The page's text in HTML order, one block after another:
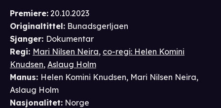
Premiere: 20.10.2023
Originaltittel: Bunadsgerljaen
Sjanger: Dokumentar
Regi: Mari Nilsen Neira, co-regi: Helen Komini
Knudsen, Aslaug Holm
Manus: Helen Komini Knudsen, Mari Nilsen Neira,
Aslaug Holm
Nasjonalitet: Norge